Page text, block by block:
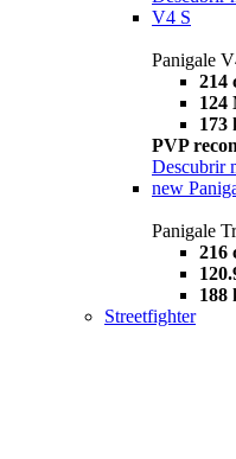
V4 S
Panigale
214
124
173
PVP
Descubrir
new
Panigale
216
188
Streetfighter